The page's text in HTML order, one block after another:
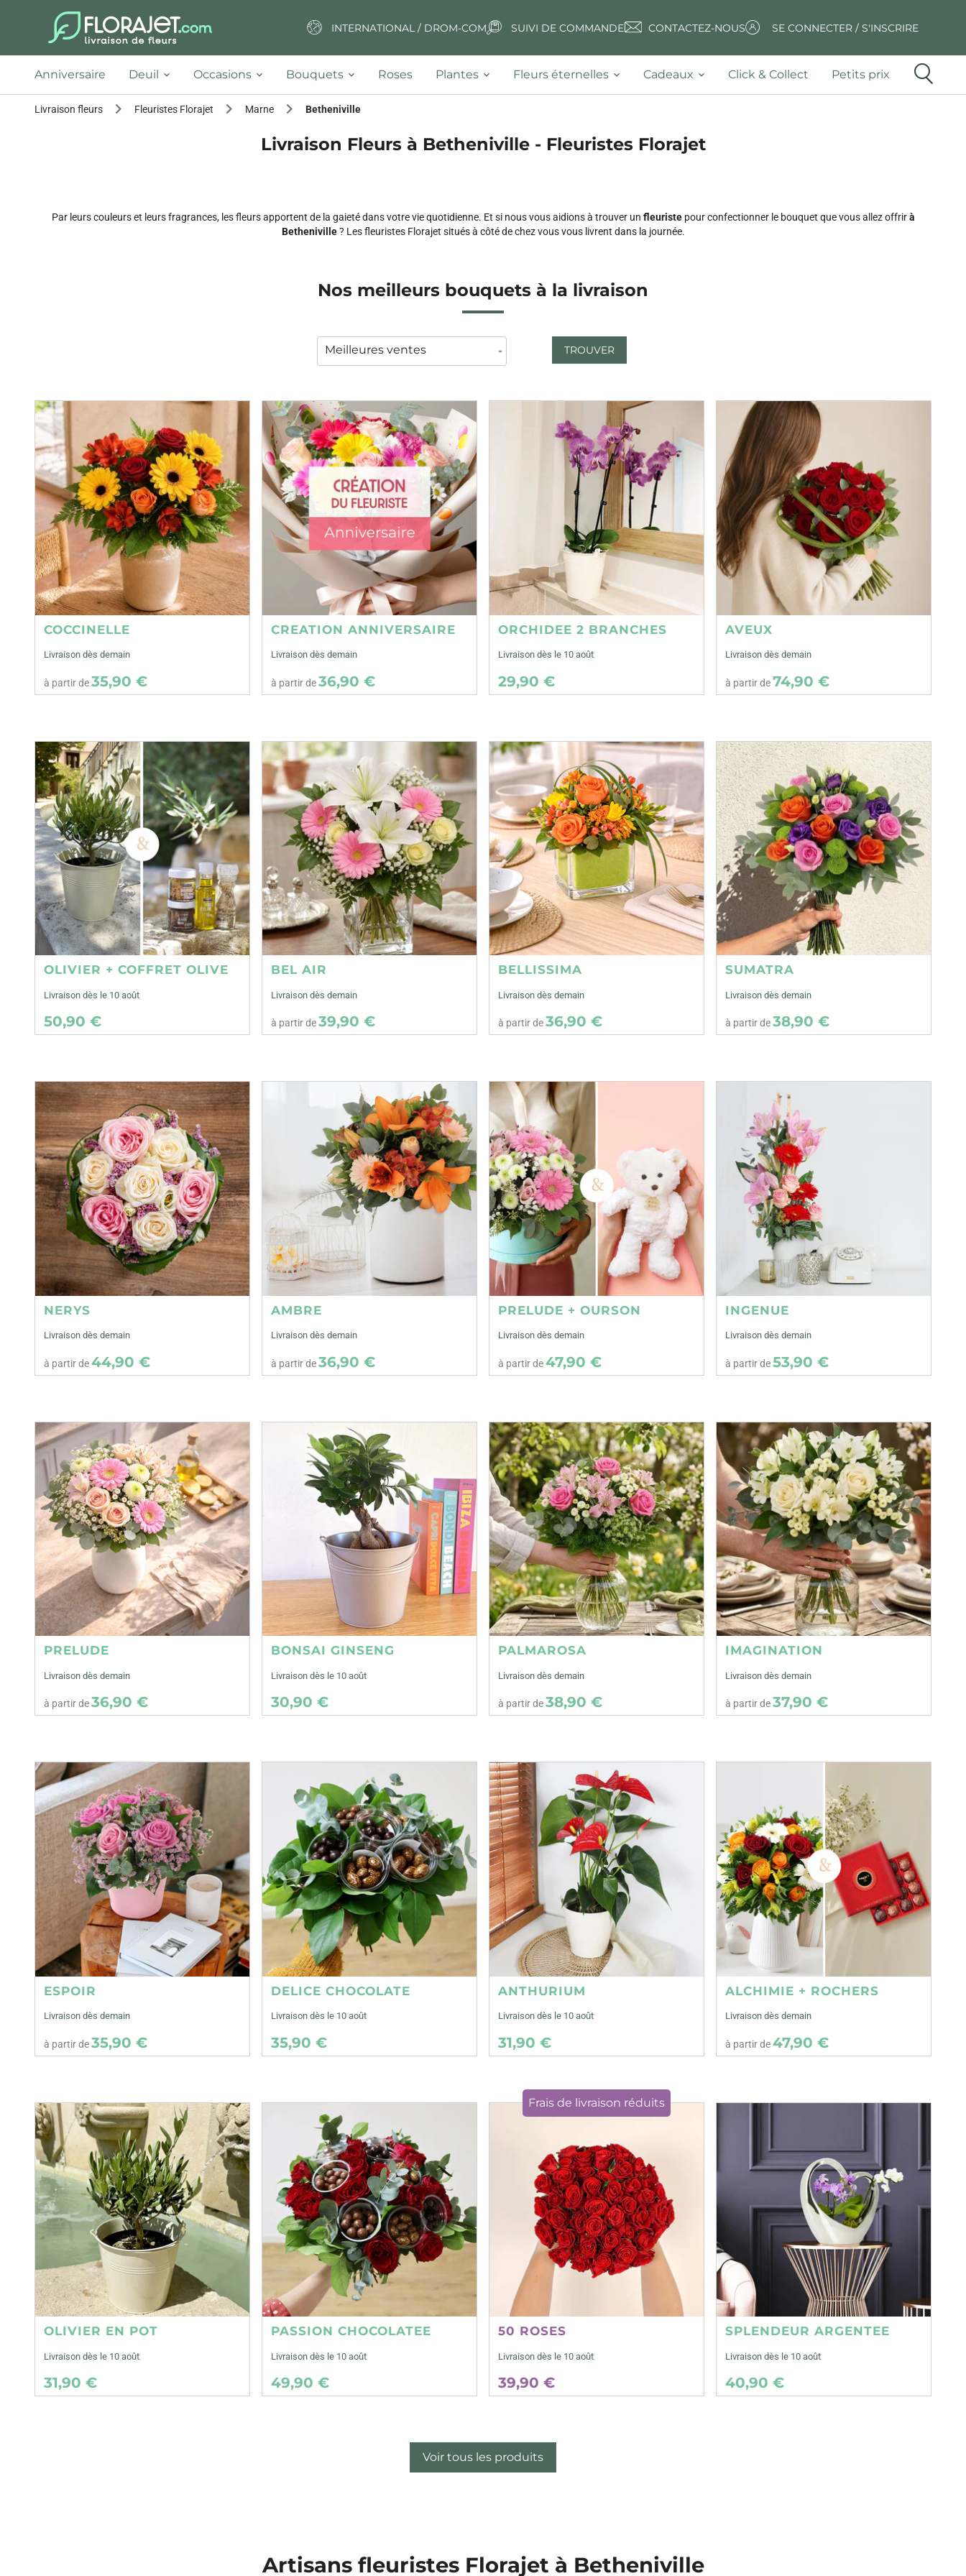
INTERNATIONAL / DROM-COM SUIVI DE COMMANDE CONTACTEZ-NOUS SE CONNECTER / S'INSCRIRE
Anniversaire Deuil Occasions Bouquets Roses Plantes Fleurs éternelles Cadeaux Click & Collect Petits prix
Livraison fleurs Fleuristes Florajet Marne Betheniville
Livraison Fleurs à Betheniville - Fleuristes Florajet
Par leurs couleurs et leurs fragrances, les fleurs apportent de la gaieté dans votre vie quotidienne. Et si nous vous aidions à trouver un fleuristepour confectionner le bouquet que vous allez offrirà
Betheniville? Les fleuristes Florajet situés à côté de chez vous vous livrent dans la journée.
Nos meilleurs bouquets à la livraison
TROUVER
COCCINELLE
Livraison dès demain
à partir de35,90 €
CREATION ANNIVERSAIRE
Livraison dès demain
à partir de36,90 €
ORCHIDEE 2 BRANCHES
Livraison dès le 10 août
29,90 €
AVEUX
Livraison dès demain
à partir de74,90 €
OLIVIER + COFFRET OLIVE
Livraison dès le 10 août
50,90 €
BEL AIR
Livraison dès demain
à partir de39,90 €
BELLISSIMA
Livraison dès demain
à partir de36,90 €
SUMATRA
Livraison dès demain
à partir de38,90 €
NERYS
Livraison dès demain
à partir de44,90 €
AMBRE
Livraison dès demain
à partir de36,90 €
PRELUDE + OURSON
Livraison dès demain
à partir de47,90 €
INGENUE
Livraison dès demain
à partir de53,90 €
PRELUDE
Livraison dès demain
à partir de36,90 €
BONSAI GINSENG
Livraison dès le 10 août
30,90 €
PALMAROSA
Livraison dès demain
à partir de38,90 €
IMAGINATION
Livraison dès demain
à partir de37,90 €
ESPOIR
Livraison dès demain
à partir de35,90 €
DELICE CHOCOLATE
Livraison dès le 10 août
35,90 €
ANTHURIUM
Livraison dès le 10 août
31,90 €
ALCHIMIE + ROCHERS
Livraison dès demain
à partir de47,90 €
OLIVIER EN POT
Livraison dès le 10 août
31,90 €
PASSION CHOCOLATEE
Livraison dès le 10 août
49,90 €
Frais de livraison réduits
50 ROSES
Livraison dès le 10 août
39,90 €
SPLENDEUR ARGENTEE
Livraison dès le 10 août
40,90 €
Voir tous les produits
Artisans fleuristes Florajet à Betheniville